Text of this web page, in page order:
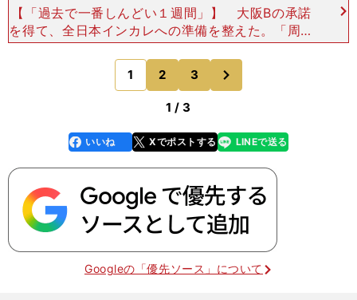
【「過去で一番しんどい１週間」】 大阪Bの承諾
を得て、全日本インカレへの準備を整えた。「周り
の意見はそれほど聞かずに、自分からこうしたいと
言えました」と振り返るあたり、その覚悟がうかが
えた。「理解
1 2 3
1 / 3
faceboo
k
いいね Xでポストする
line LINEで送る
Googleの「優先ソース」について